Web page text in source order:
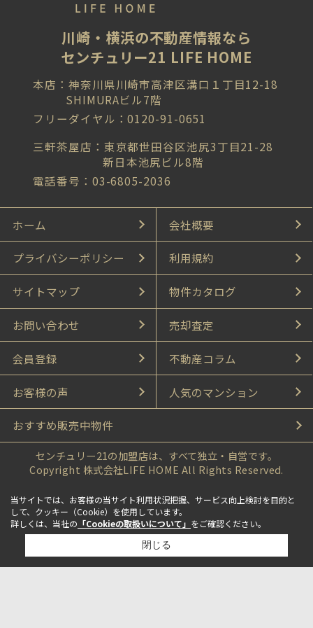
川崎・横浜の不動産情報なら
センチュリー21 LIFE HOME
本店：神奈川県川崎市高津区溝口１丁目12-18
SHIMURAビル7階
フリーダイヤル：0120-91-0651
三軒茶屋店：東京都世田谷区池尻3丁目21-28
新日本池尻ビル8階
電話番号：03-6805-2036
ホーム 会社概要
プライバシーポリシー 利用規約
サイトマップ 物件カタログ
お問い合わせ 売却査定
会員登録 不動産コラム
お客様の声 人気のマンション
おすすめ販売中物件
センチュリー21の加盟店は、すべて独立・自営です。
Copyright 株式会社LIFE HOME All Rights Reserved.
当サイトでは、お客様の当サイト利用状況把握、サービス向上検討を目的と
して、クッキー（Cookie）を使用しています。
詳しくは、当社の 「Cookieの取扱いについて」 をご確認ください。
閉じる